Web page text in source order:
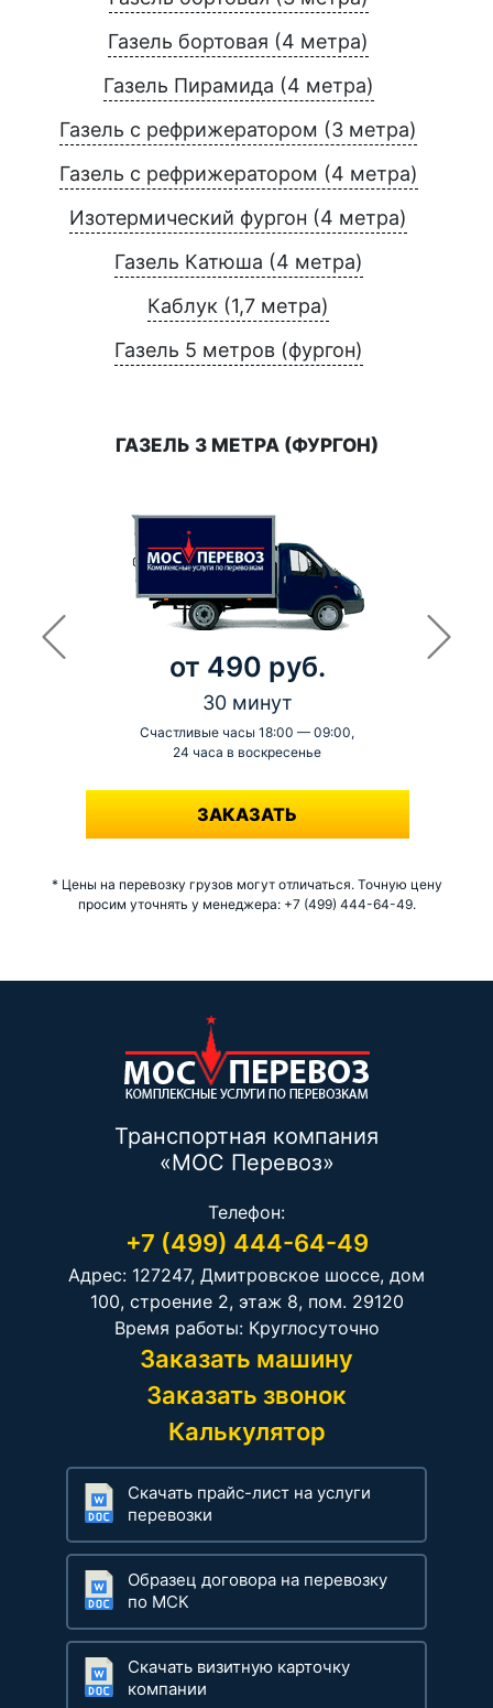
Газель бортовая (4 метра)
Газель Пирамида (4 метра)
Газель с рефрижератором (3 метра)
Газель с рефрижератором (4 метра)
Изотермический фургон (4 метра)
Газель Катюша (4 метра)
Каблук (1,7 метра)
Газель 5 метров (фургон)
ГАЗЕЛЬ 3 МЕТРА (ФУРГОН)
от 490 руб.
30 минут
Счастливые часы 18:00 — 09:00,
24 часа в воскресенье
-
ЗАКАЗАТЬ
* Цены на перевозку грузов могут отличаться. Точную цену
просим уточнять у менеджера: +7 (499) 444-64-49.
Транспортная компания
«МОС Перевоз»
Телефон:
+7 (499) 444-64-49
Адрес: 127247, Дмитровское шоссе, дом
100, строение 2, этаж 8, пом. 29120
Время работы: Круглосуточно
Заказать машину
Заказать звонок
Калькулятор
Скачать прайс-лист на услуги
перевозки
Образец договора на перевозку
по МСК
Скачать визитную карточку
компании